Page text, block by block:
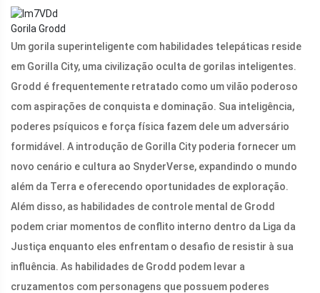
Gorila Grodd
Um gorila superinteligente com habilidades telepáticas reside
em Gorilla City, uma civilização oculta de gorilas inteligentes.
Grodd é frequentemente retratado como um vilão poderoso
com aspirações de conquista e dominação. Sua inteligência,
poderes psíquicos e força física fazem dele um adversário
formidável. A introdução de Gorilla City poderia fornecer um
novo cenário e cultura ao SnyderVerse, expandindo o mundo
além da Terra e oferecendo oportunidades de exploração.
Além disso, as habilidades de controle mental de Grodd
podem criar momentos de conflito interno dentro da Liga da
Justiça enquanto eles enfrentam o desafio de resistir à sua
influência. As habilidades de Grodd podem levar a
cruzamentos com personagens que possuem poderes